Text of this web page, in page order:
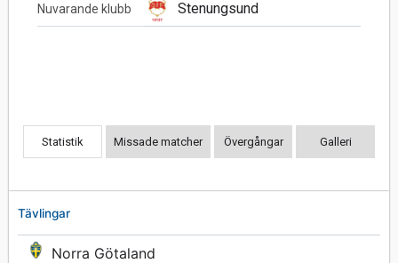
Tävlingar
Norra Götaland
Nuvarande klubb Stenungsund
Statistik Missade matcher Övergångar Galleri